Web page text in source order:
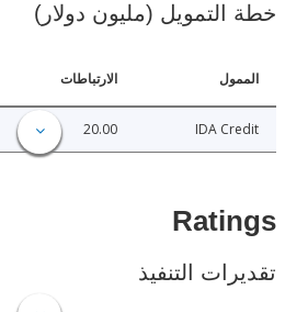
(مليون دولار)
الارتباطات
IDA
التنفيذ